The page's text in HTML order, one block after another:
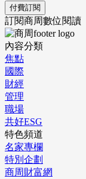
付費訂閱
訂閱商周數位閱讀
內容分類
焦點
國際
財經
管理
職場
共好ESG
特色頻道
名家專欄
特別企劃
商周財富網